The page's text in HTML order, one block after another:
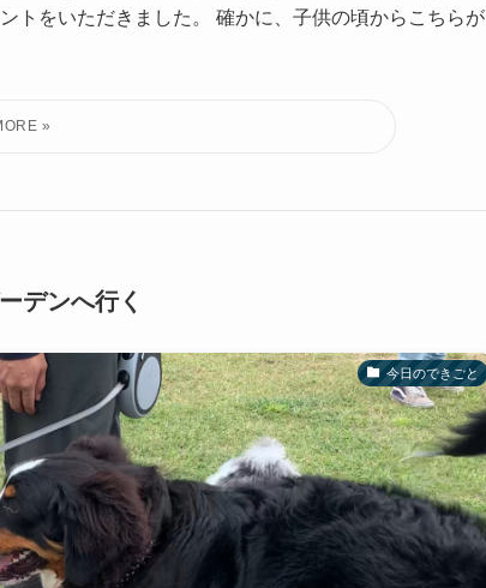
トをいただきました。 確かに、子供の頃からこちらが
デンへ行く
今日のできごと